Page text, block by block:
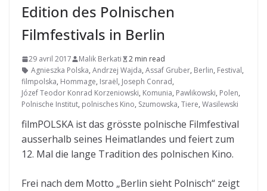
Edition des Polnischen
Filmfestivals in Berlin
29 avril 2017 Malik Berkati
2 min read
Agnieszka Polska, Andrzej Wajda, Assaf Gruber, Berlin, Festival,
filmpolska, Hommage, Israël, Joseph Conrad,
Józef Teodor Konrad Korzeniowski, Komunia, Pawlikowski, Polen,
Polnische Institut, polnisches Kino, Szumowska, Tiere, Wasilewski
filmPOLSKA ist das grösste polnische Filmfestival
ausserhalb seines Heimatlandes und feiert zum
12. Mal die lange Tradition des polnischen Kino.
Frei nach dem Motto „Berlin sieht Polnisch“ zeigt